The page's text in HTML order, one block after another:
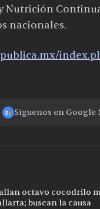
Nutrición
nacionales.
Síguenos en Google
octavo cocodrilo
buscan la causa